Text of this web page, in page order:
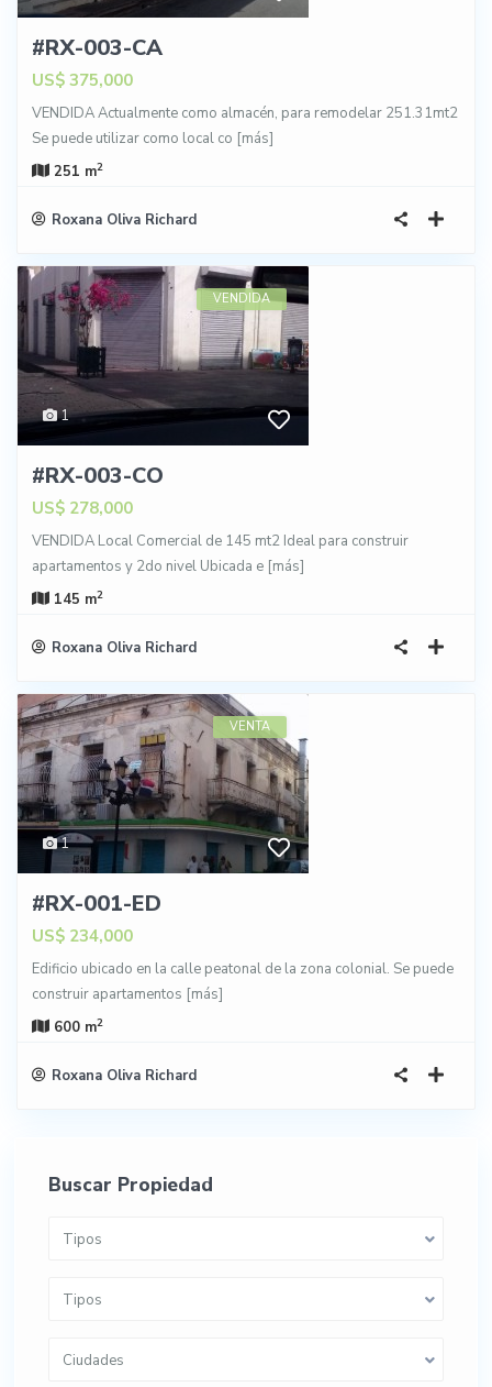
#RX-003-CA
US$ 375,000
VENDIDA Actualmente como almacén, para remodelar 251.31mt2
Se puede utilizar como local co [más]
251 m2
Roxana Oliva Richard
1
VENDIDA
#RX-003-CO
US$ 278,000
VENDIDA Local Comercial de 145 mt2 Ideal para construir
apartamentos y 2do nivel Ubicada e [más]
145 m2
Roxana Oliva Richard
1
VENTA
#RX-001-ED
US$ 234,000
Edificio ubicado en la calle peatonal de la zona colonial. Se puede
construir apartamentos [más]
600 m2
Roxana Oliva Richard
Buscar Propiedad
Tipos
Tipos
Ciudades